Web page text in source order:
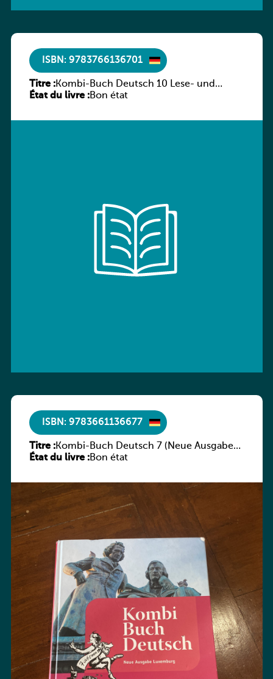
ISBN: 9783766136701
Titre :Kombi-Buch Deutsch 10 Lese- und
Sprachbuch
État du livre :Bon état
ISBN: 9783661136677
Titre :Kombi-Buch Deutsch 7 (Neue Ausgabe
Luxemburg)
État du livre :Bon état